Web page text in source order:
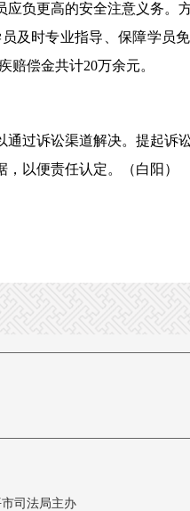
更高的安全注意义务。
及时专业指导、保障学员
赔偿金共计20万余元。
诉讼渠道解决。提起诉
以便责任认定。（白阳）
司法局主办